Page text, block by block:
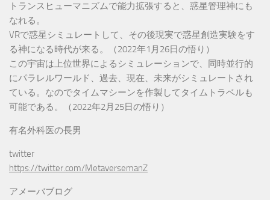
トランスヒューマニズムで能力拡張すると、惑星管理神にも
なれる。
VRで惑星シミュレートして、その後現実で惑星創造実験をす
る神になる時代が来る。（2022年1月26日の悟り）
この宇宙は上位世界によるシミュレーションで、同時並行的
にパラレルワールド、過去、現在、未来がシミュレートされ
ている。なのでタイムマシーンを作製してタイムトラベルも
可能である。（2022年2月25日の悟り）
有名外科医の長男
twitter
https://twitter.com/MetaversemanZ
アメーバブログ